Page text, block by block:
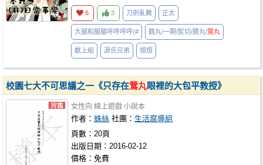
6 3 刀劍亂舞 正太
大腿和腿腿呼呼呼呼(# 鶴丸/一期/髭切/膝丸/鶯丸
獻上組 源氏兄弟 煩煩
校園七大不可思議之一《只存在鶯丸眼裡的大包平教授》
女性向 線上遊戲 小說本
作者： 蛛絲 社團：生活腐導組
頁數：20頁
出版日期：2016-02-12
價格：免費